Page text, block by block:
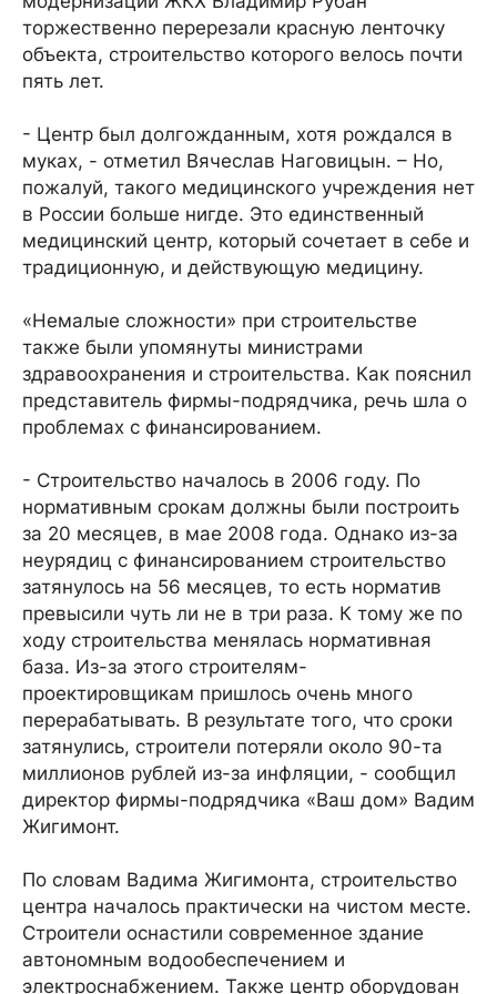
торжественно перерезали красную ленточку
объекта, строительство которого велось почти
пять лет.
- Центр был долгожданным, хотя рождался в
муках, - отметил Вячеслав Наговицын. – Но,
пожалуй, такого медицинского учреждения нет
в России больше нигде. Это единственный
медицинский центр, который сочетает в себе и
традиционную, и действующую медицину.
«Немалые сложности» при строительстве
также были упомянуты министрами
здравоохранения и строительства. Как пояснил
представитель фирмы-подрядчика, речь шла о
проблемах с финансированием.
- Строительство началось в 2006 году. По
нормативным срокам должны были построить
за 20 месяцев, в мае 2008 года. Однако из-за
неурядиц с финансированием строительство
затянулось на 56 месяцев, то есть норматив
превысили чуть ли не в три раза. К тому же по
ходу строительства менялась нормативная
база. Из-за этого строителям-
проектировщикам пришлось очень много
перерабатывать. В результате того, что сроки
затянулись, строители потеряли около 90-та
миллионов рублей из-за инфляции, - сообщил
директор фирмы-подрядчика «Ваш дом» Вадим
Жигимонт.
По словам Вадима Жигимонта, строительство
центра началось практически на чистом месте.
Строители оснастили современное здание
автономным водообеспечением и
электроснабжением. Также центр оборудован